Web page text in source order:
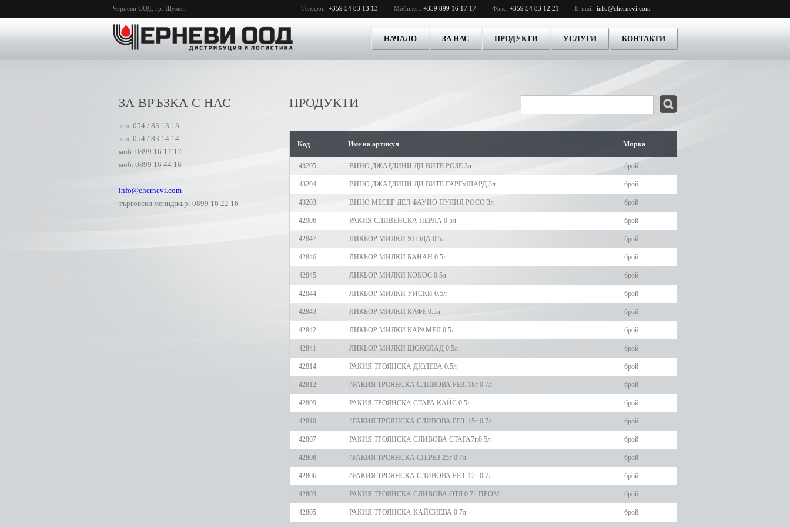
Черневи ООД, гр. Шумен Телефон: +359 54 83 13 13 Мобилен: +359 899 16 17 17 Факс: +359 54 83 12 21 E-mail: info@chernevi.com
НАЧАЛО ЗА НАС ПРОДУКТИ УСЛУГИ КОНТАКТИ
ЗА ВРЪЗКА С НАС
тел. 054 / 83 13 13
тел. 054 / 83 14 14
моб. 0899 16 17 17
моб. 0899 16 44 16
info@chernevi.com
търговски мениджър: 0899 16 22 16
ПРОДУКТИ
Kод Име на артикул Мярка
43205 ВИНО ДЖАРДИНИ ДИ ВИТЕ РОЗЕ 3л брой
43204 ВИНО ДЖАРДИНИ ДИ ВИТЕ ГАРГхШАРД 3л брой
43203 ВИНО МЕСЕР ДЕЛ ФАУНО ПУЛИЯ РОСО 3л брой
42906 РАКИЯ СЛИВЕНСКА ПЕРЛА 0.5л брой
42847 ЛИКЬОР МИЛКИ ЯГОДА 0.5л брой
42846 ЛИКЬОР МИЛКИ БАНАН 0.5л брой
42845 ЛИКЬОР МИЛКИ КОКОС 0.5л брой
42844 ЛИКЬОР МИЛКИ УИСКИ 0.5л брой
42843 ЛИКЬОР МИЛКИ КАФЕ 0.5л брой
42842 ЛИКЬОР МИЛКИ КАРАМЕЛ 0.5л брой
42841 ЛИКЬОР МИЛКИ ШОКОЛАД 0.5л брой
42814 РАКИЯ ТРОЯНСКА ДЮЛЕВА 0.5л брой
42812 ^РАКИЯ ТРОЯНСКА СЛИВОВА РЕЗ. 18г 0.7л брой
42809 РАКИЯ ТРОЯНСКА СТАРА КАЙС.0.5л брой
42810 ^РАКИЯ ТРОЯНСКА СЛИВОВА РЕЗ. 15г 0.7л брой
42807 РАКИЯ ТРОЯНСКА СЛИВОВА СТАРА7г.0.5л брой
42808 ^РАКИЯ ТРОЯНСКА СП.РЕЗ 25г 0.7л брой
42806 ^РАКИЯ ТРОЯНСКА СЛИВОВА РЕЗ. 12г 0.7л брой
42803 РАКИЯ ТРОЯНСКА СЛИВОВА ОТЛ 0.7л ПРОМ брой
42805 РАКИЯ ТРОЯНСКА КАЙСИЕВА 0.7л брой